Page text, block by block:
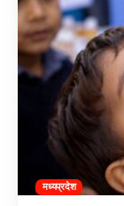
मध्यप्रदेश